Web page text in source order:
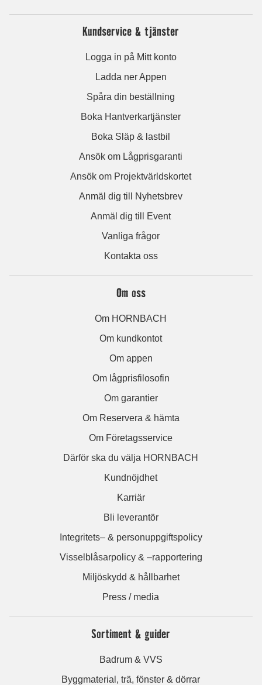
Kundservice & tjänster
Logga in på Mitt konto
Ladda ner Appen
Spåra din beställning
Boka Hantverkartjänster
Boka Släp & lastbil
Ansök om Lågprisgaranti
Ansök om Projektvärldskortet
Anmäl dig till Nyhetsbrev
Anmäl dig till Event
Vanliga frågor
Kontakta oss
Om oss
Om HORNBACH
Om kundkontot
Om appen
Om lågprisfilosofin
Om garantier
Om Reservera & hämta
Om Företagsservice
Därför ska du välja HORNBACH
Kundnöjdhet
Karriär
Bli leverantör
Integritets– & personuppgiftspolicy
Visselblåsarpolicy & –rapportering
Miljöskydd & hållbarhet
Press / media
Sortiment & guider
Badrum & VVS
Byggmaterial, trä, fönster & dörrar